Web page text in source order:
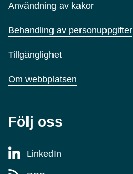
Användning av kakor
Behandling av personuppgifter
Tillgänglighet
Om webbplatsen
Följ oss
LinkedIn